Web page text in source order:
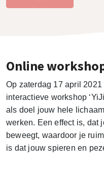
Online
Op zaterdag 17 april
interactieve workshop
als doel jouw hele
werken. Een effect is, dat
beweegt, waardoor je
is dat jouw spieren en